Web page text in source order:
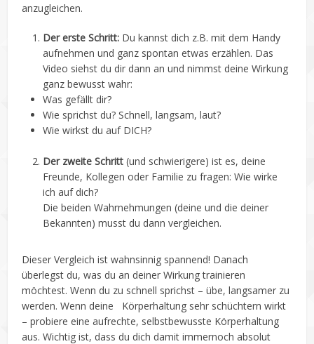
anzugleichen.
Der erste Schritt: Du kannst dich z.B. mit dem Handy
aufnehmen und ganz spontan etwas erzählen. Das
Video siehst du dir dann an und nimmst deine Wirkung
ganz bewusst wahr:
Was gefällt dir?
Wie sprichst du? Schnell, langsam, laut?
Wie wirkst du auf DICH?
Der zweite Schritt (und schwierigere) ist es, deine
Freunde, Kollegen oder Familie zu fragen: Wie wirke
ich auf dich?
Die beiden Wahrnehmungen (deine und die deiner
Bekannten) musst du dann vergleichen.
Dieser Vergleich ist wahnsinnig spannend! Danach
überlegst du, was du an deiner Wirkung trainieren
möchtest. Wenn du zu schnell sprichst – übe, langsamer zu
werden. Wenn deine Körperhaltung sehr schüchtern wirkt
– probiere eine aufrechte, selbstbewusste Körperhaltung
aus. Wichtig ist, dass du dich damit immernoch absolut